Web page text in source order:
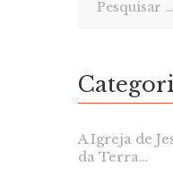
A Igreja de
da Terra…